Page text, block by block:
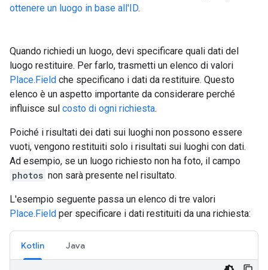
ottenere un luogo in base all'ID.
Quando richiedi un luogo, devi specificare quali dati del
luogo restituire. Per farlo, trasmetti un elenco di valori
Place.Field che specificano i dati da restituire. Questo
elenco è un aspetto importante da considerare perché
influisce sul costo di ogni richiesta.
Poiché i risultati dei dati sui luoghi non possono essere
vuoti, vengono restituiti solo i risultati sui luoghi con dati.
Ad esempio, se un luogo richiesto non ha foto, il campo
photos non sarà presente nel risultato.
L'esempio seguente passa un elenco di tre valori
Place.Field per specificare i dati restituiti da una richiesta:
Kotlin Java